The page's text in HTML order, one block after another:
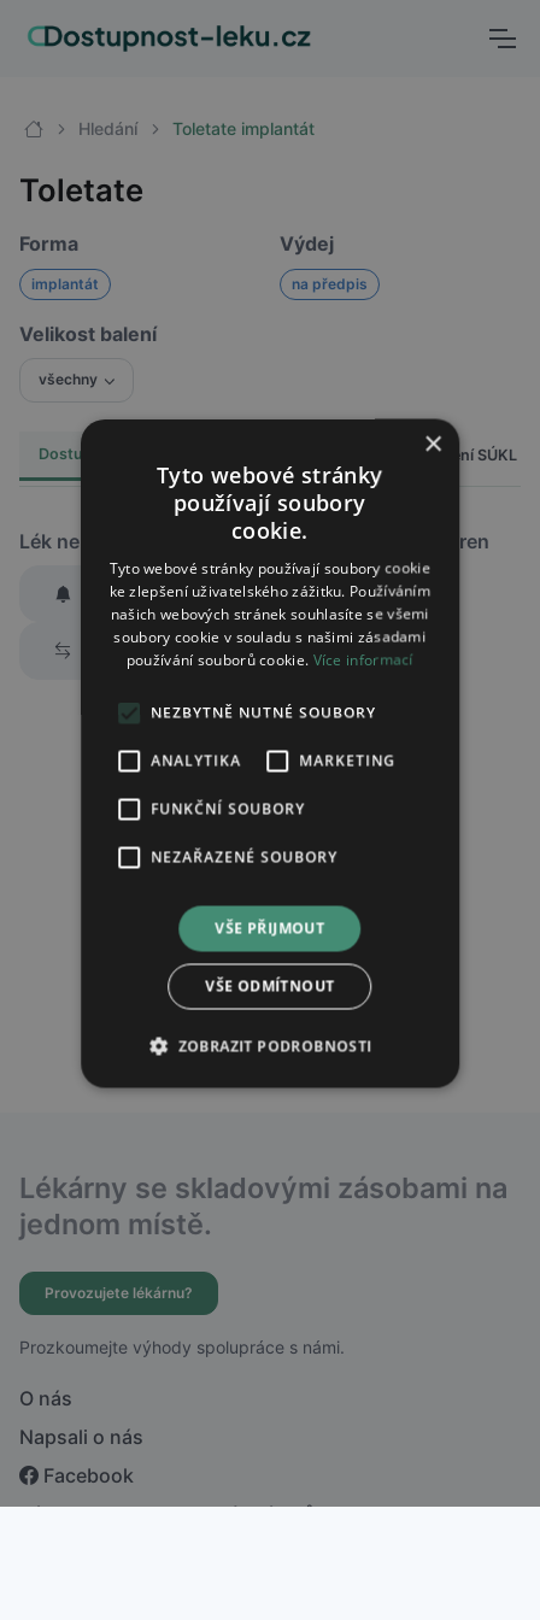
Hledání Toletate implantát
Toletate
Forma
implantát
Výdej
na předpis
Velikost balení
všechny
Dostupnost Hlášení SÚKL
Lék není dostupný v žádné ze sledovaných lékáren
Hlídat dostupnost
Zaslat jednorázově emailem informaci o naskladnění
Praha
zpracování osobních údajů.
Prozkoumat alternativy
Lékárny se skladovými zásobami na
jednom místě.
Provozujete lékárnu?
Prozkoumejte výhody spolupráce s námi.
O nás
Napsali o nás
Facebook
Zásady ochrany osobních údajů
×
Tyto webové stránky
používají soubory
cookie.
Tyto webové stránky používají soubory cookie
ke zlepšení uživatelského zážitku. Používáním
našich webových stránek souhlasíte se všemi
soubory cookie v souladu s našimi zásadami
používání souborů cookie. Více informací
NEZBYTNĚ NUTNÉ SOUBORY
ANALYTIKA MARKETING
FUNKČNÍ SOUBORY
NEZAŘAZENÉ SOUBORY
VŠE PŘIJMOUT
VŠE ODMÍTNOUT
ZOBRAZIT PODROBNOSTI